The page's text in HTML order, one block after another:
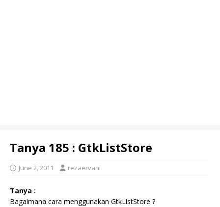
Tanya 185 : GtkListStore
June 2, 2011 rezaervani
Tanya :
Bagaimana cara menggunakan GtkListStore ?